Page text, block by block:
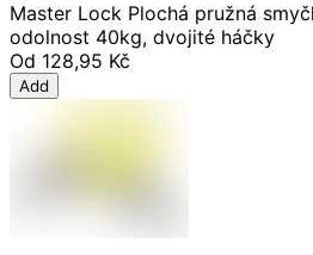
Master Lock Plochá pružná
odolnost 40kg, dvojité háčky
Od 128,95 Kč
Add